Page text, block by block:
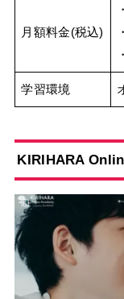
月額料金(税込)
学習環境
KIRIHARA